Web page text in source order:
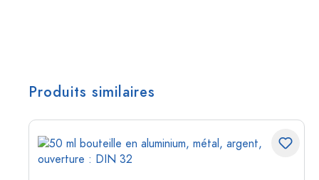
Produits similaires